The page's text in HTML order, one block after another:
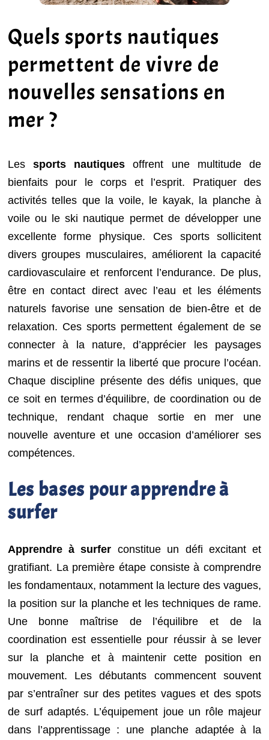
Quels sports nautiques
permettent de vivre de
nouvelles sensations en
mer ?
Lessports nautiques offrent une multitude de
bienfaits pour le corps et l’esprit. Pratiquer des
activités telles que la voile, le kayak, la planche à
voile ou le ski nautique permet de développer une
excellente forme physique. Ces sports sollicitent
divers groupes musculaires, améliorent la capacité
cardiovasculaire et renforcent l’endurance. De plus,
être en contact direct avec l’eau et les éléments
naturels favorise une sensation de bien-être et de
relaxation. Ces sports permettent également de se
connecter à la nature, d’apprécier les paysages
marins et de ressentir la liberté que procure l’océan.
Chaque discipline présente des défis uniques, que
ce soit en termes d’équilibre, de coordination ou de
technique, rendant chaque sortie en mer une
nouvelle aventure et une occasion d’améliorer ses
compétences.
Les bases pour apprendre à
surfer
Apprendre à surfer constitue un défi excitant et
gratifiant. La première étape consiste à comprendre
les fondamentaux, notamment la lecture des vagues,
la position sur la planche et les techniques de rame.
Une bonne maîtrise de l’équilibre et de la
coordination est essentielle pour réussir à se lever
sur la planche et à maintenir cette position en
mouvement. Les débutants commencent souvent
par s’entraîner sur des petites vagues et des spots
de surf adaptés. L’équipement joue un rôle majeur
dans l’apprentissage : une planche adaptée à la